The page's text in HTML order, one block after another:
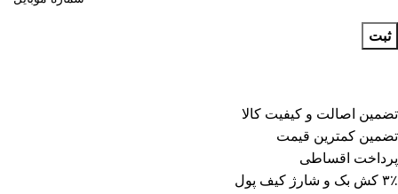
ثبت
تضمین اصالت و کیفیت کالا
تضمین کمترین قیمت
پرداخت اقساطی
۳٪ کش بک و شارژ کیف پول